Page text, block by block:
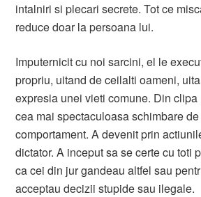
intalniri si plecari secrete. Tot ce
reduce doar la persoana lui.
Imputernicit cu noi sarcini, el le
propriu, uitand de ceilalti oameni,
expresia unei vieti comune. Din
cea mai spectaculoasa schimbare
comportament. A devenit prin
dictator. A inceput sa se certe cu toti
ca cei din jur gandeau altfel sau
acceptau decizii stupide sau ilegale.